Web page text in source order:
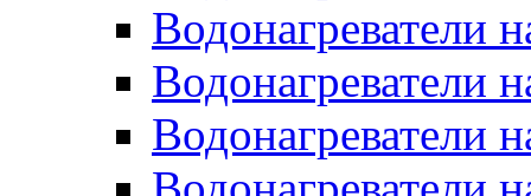
Водонагреватели
Водонагреватели
Водонагреватели